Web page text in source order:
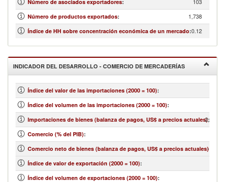
Número de asociados exportadores:
Número de productos exportados: 1,738
Índice de HH sobre concentración económica de un mercado:0.12
INDICADOR DEL DESARROLLO - COMERCIO DE MERCADERÍAS
Índice del valor de las importaciones (2000 = 100):
Índice del volumen de las importaciones (2000 = 100):
Importaciones de bienes (balanza de pagos, US$ a precios actuales):
Comercio (% del PIB):
Comercio neto de bienes (balanza de pagos, US$ a precios actuales)-
Índice de valor de exportación (2000 = 100):
Índice del volumen de exportaciones (2000 = 100):